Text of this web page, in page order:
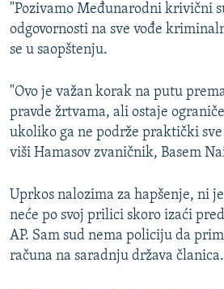
"Pozivamo Međunarodni krivični
odgovornosti na sve vođe
se u saopštenju.
"Ovo je važan korak na putu
pravde žrtvama, ali ostaje
ukoliko ga ne podrže praktički
viši Hamasov zvaničnik, Basem
Uprkos nalozima za hapšenje, ni
neće po svoj prilici skoro izaći
AP. Sam sud nema policiju da
računa na saradnju država članica.